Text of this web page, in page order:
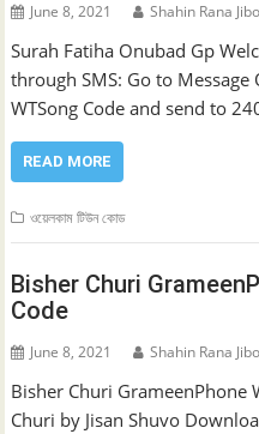
June 8, 2021 Shahin Rana
Surah Fatiha Onubad Gp
through SMS: Go to
WTSong Code and send to
READ MORE
ওয়েলকাম টিউন কোড
Bisher Churi
Code
June 8, 2021 Shahin Rana
Bisher Churi GrameenPhone
Churi by Jisan Shuvo